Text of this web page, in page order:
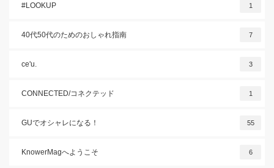
#LOOKUP 1
40代50代のためのおしゃれ指南 7
ce'u. 3
CONNECTED/コネクテッド 1
GUでオシャレになる！ 55
KnowerMagへようこそ 6